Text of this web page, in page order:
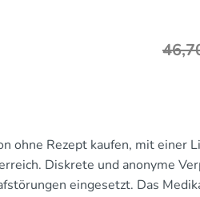
ohne Rezept kaufen, mit einer
Diskrete und anonyme
eingesetzt. Das